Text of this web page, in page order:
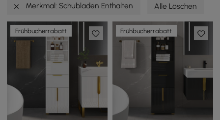
Merkmal: Schubladen Enthalten Alle Löschen
Frühbucherrabatt Frühbucherrabatt